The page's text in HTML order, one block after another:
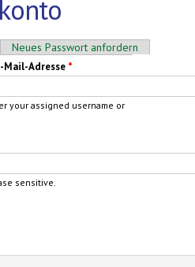
Reiter)
Neues Passwort anfordern
Mail-Adresse *
your assigned username or
sensitive.